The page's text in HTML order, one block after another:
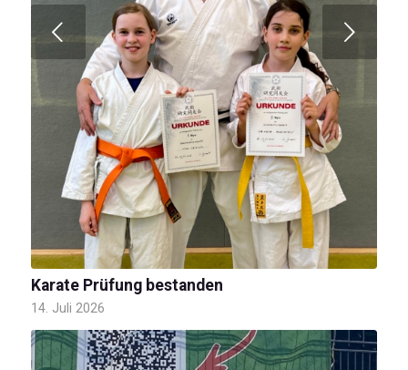
Karate Prüfung bestanden
14. Juli 2026
Weiter